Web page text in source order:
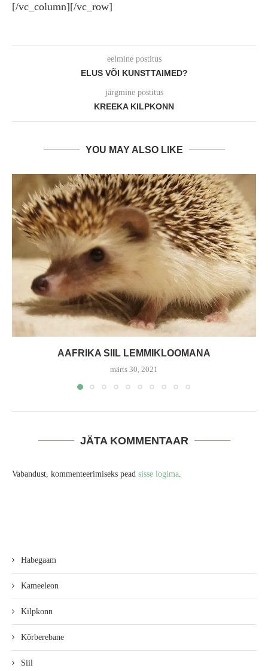
[/vc_column][/vc_row]
eelmine postitus
ELUS VÕI KUNSTTAIMED?
järgmine postitus
KREEKA KILPKONN
YOU MAY ALSO LIKE
AAFRIKA SIIL LEMMIKLOOMANA
märts 30, 2021
JÄTA KOMMENTAAR
Vabandust, kommenteerimiseks pead sisse logima.
Habegaam
Kameeleon
Kilpkonn
Kõrberebane
Siil